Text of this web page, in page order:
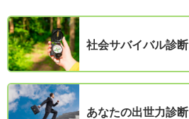
社会サバイバル診断
あなたの出世力診断